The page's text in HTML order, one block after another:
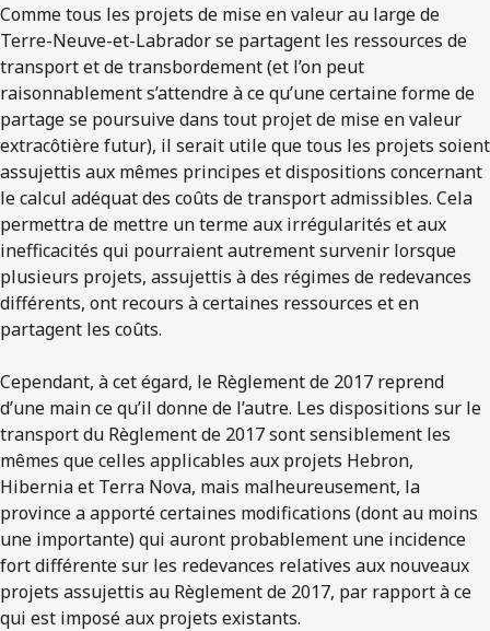
Comme tous les projets de mise en valeur au large de
Terre-Neuve-et-Labrador se partagent les ressources de
transport et de transbordement (et l’on peut
raisonnablement s’attendre à ce qu’une certaine forme de
partage se poursuive dans tout projet de mise en valeur
extracôtière futur), il serait utile que tous les projets soient
assujettis aux mêmes principes et dispositions concernant
le calcul adéquat des coûts de transport admissibles. Cela
permettra de mettre un terme aux irrégularités et aux
inefficacités qui pourraient autrement survenir lorsque
plusieurs projets, assujettis à des régimes de redevances
différents, ont recours à certaines ressources et en
partagent les coûts.
Cependant, à cet égard, le Règlement de 2017 reprend
d’une main ce qu’il donne de l’autre. Les dispositions sur le
transport du Règlement de 2017 sont sensiblement les
mêmes que celles applicables aux projets Hebron,
Hibernia et Terra Nova, mais malheureusement, la
province a apporté certaines modifications (dont au moins
une importante) qui auront probablement une incidence
fort différente sur les redevances relatives aux nouveaux
projets assujettis au Règlement de 2017, par rapport à ce
qui est imposé aux projets existants.